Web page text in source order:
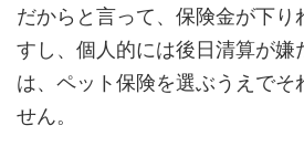
だからと言って、保険金が下り
すし、個人的には後日清算が嫌
は、ペット保険を選ぶうえでそ
せん。